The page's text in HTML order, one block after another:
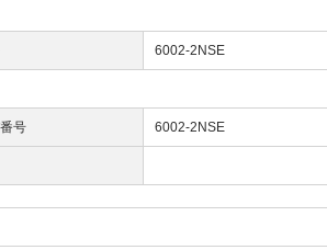
6002-2NSE
号 6002-2NSE